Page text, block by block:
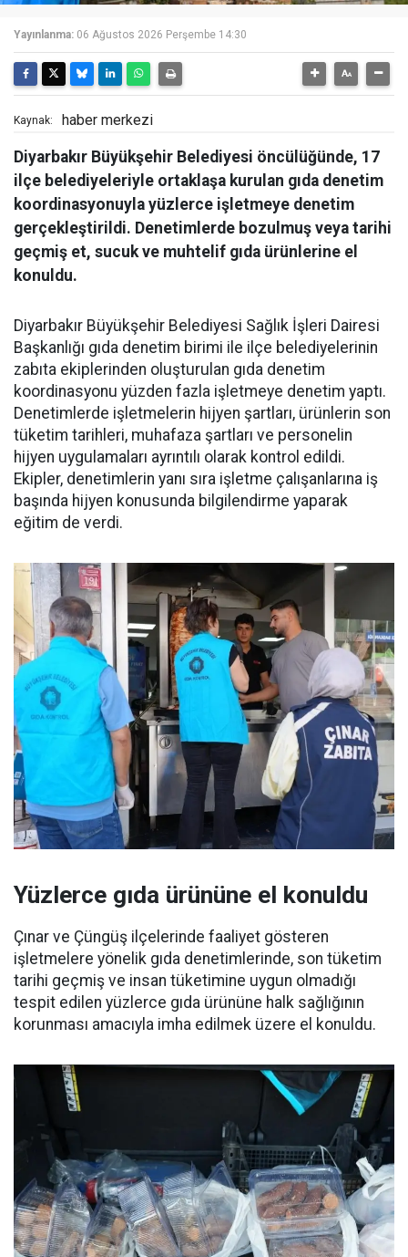
Yayınlanma: 06 Ağustos 2026 Perşembe 14:30
Kaynak: haber merkezi
Diyarbakır Büyükşehir Belediyesi öncülüğünde, 17
ilçe belediyeleriyle ortaklaşa kurulan gıda denetim
koordinasyonuyla yüzlerce işletmeye denetim
gerçekleştirildi. Denetimlerde bozulmuş veya tarihi
geçmiş et, sucuk ve muhtelif gıda ürünlerine el
konuldu.
Diyarbakır Büyükşehir Belediyesi Sağlık İşleri Dairesi
Başkanlığı gıda denetim birimi ile ilçe belediyelerinin
zabıta ekiplerinden oluşturulan gıda denetim
koordinasyonu yüzden fazla işletmeye denetim yaptı.
Denetimlerde işletmelerin hijyen şartları, ürünlerin son
tüketim tarihleri, muhafaza şartları ve personelin
hijyen uygulamaları ayrıntılı olarak kontrol edildi.
Ekipler, denetimlerin yanı sıra işletme çalışanlarına iş
başında hijyen konusunda bilgilendirme yaparak
eğitim de verdi.
Yüzlerce gıda ürününe el konuldu
Çınar ve Çüngüş ilçelerinde faaliyet gösteren
işletmelere yönelik gıda denetimlerinde, son tüketim
tarihi geçmiş ve insan tüketimine uygun olmadığı
tespit edilen yüzlerce gıda ürününe halk sağlığının
korunması amacıyla imha edilmek üzere el konuldu.